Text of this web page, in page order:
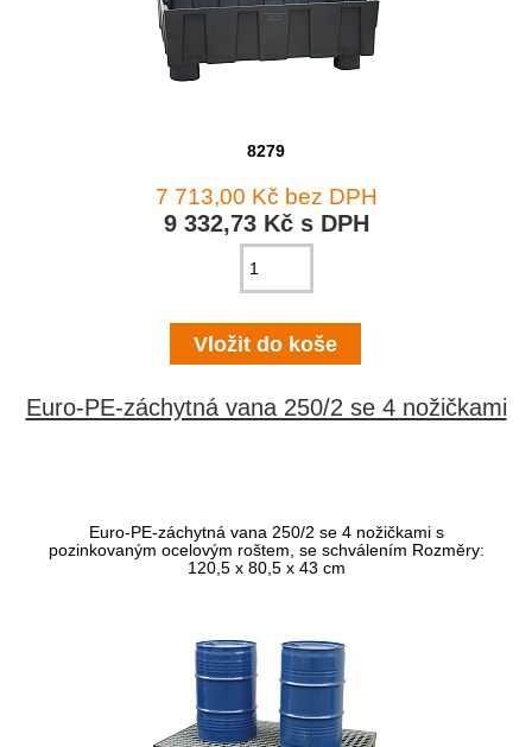
8279
7 713,00 Kč bez DPH
9 332,73 Kč s DPH
Euro-PE-záchytná vana 250/2 se 4 nožičkami
Euro-PE-záchytná vana 250/2 se 4 nožičkami s
pozinkovaným ocelovým roštem, se schválením Rozměry:
120,5 x 80,5 x 43 cm